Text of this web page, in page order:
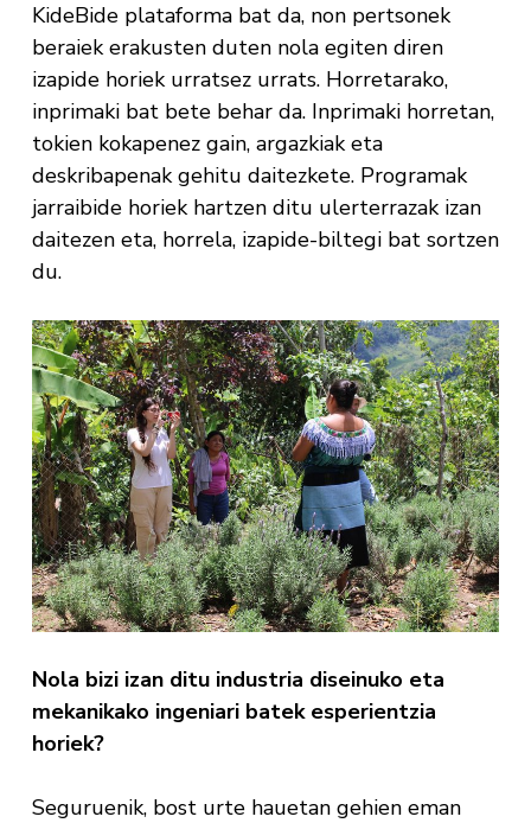
KideBide plataforma bat da, non pertsonek
beraiek erakusten duten nola egiten diren
izapide horiek urratsez urrats. Horretarako,
inprimaki bat bete behar da. Inprimaki horretan,
tokien kokapenez gain, argazkiak eta
deskribapenak gehitu daitezkete. Programak
jarraibide horiek hartzen ditu ulerterrazak izan
daitezen eta, horrela, izapide-biltegi bat sortzen
du.
Nola bizi izan ditu industria diseinuko eta
mekanikako ingeniari batek esperientzia
horiek?
Seguruenik, bost urte hauetan gehien eman